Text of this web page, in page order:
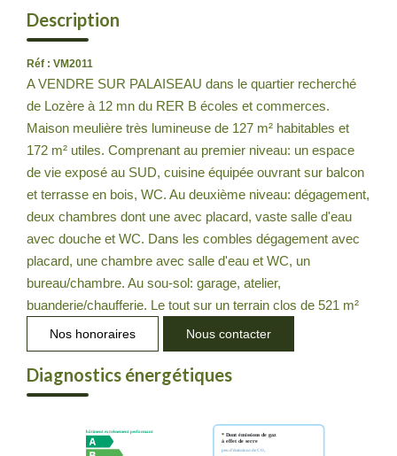
Description
Réf : VM2011
A VENDRE SUR PALAISEAU dans le quartier recherché
de Lozère à 12 mn du RER B écoles et commerces.
Maison meulière très lumineuse de 127 m² habitables et
172 m² utiles. Comprenant au premier niveau: un espace
de vie exposé au SUD, cuisine équipée ouvrant sur balcon
et terrasse en bois, WC. Au deuxième niveau: dégagement,
deux chambres dont une avec placard, vaste salle d'eau
avec douche et WC. Dans les combles dégagement avec
placard, une chambre avec salle d'eau et WC, un
bureau/chambre. Au sou-sol: garage, atelier,
buanderie/chaufferie. Le tout sur un terrain clos de 521 m²
Nos honoraires Nous contacter
Diagnostics énergétiques